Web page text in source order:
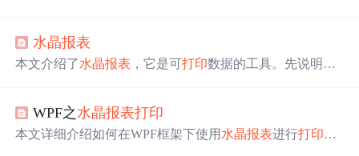
在页面调用该方法。还说明了添加数据集及表的方式，设
计好模板后添加数据，以流文件形式返回。
水晶报表
本文介绍了水晶报表 ，它是可打印数据的工具。先说明了
集、添加字段、修改属性等，最后讲解
七步流程，还提及数据下载。
WPF之 水晶报表打印
本文详细介绍如何在WPF框架下使用 水晶报表进行打印操